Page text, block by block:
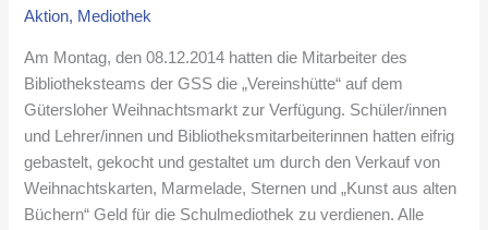
Aktion, Mediothek
Am Montag, den 08.12.2014 hatten die Mitarbeiter des
Bibliotheksteams der GSS die „Vereinshütte“ auf dem
Gütersloher Weihnachtsmarkt zur Verfügung. Schüler/innen
und Lehrer/innen und Bibliotheksmitarbeiterinnen hatten eifrig
gebastelt, gekocht und gestaltet um durch den Verkauf von
Weihnachtskarten, Marmelade, Sternen und „Kunst aus alten
Büchern“ Geld für die Schulmediothek zu verdienen. Alle
Weihnachtsmarkt